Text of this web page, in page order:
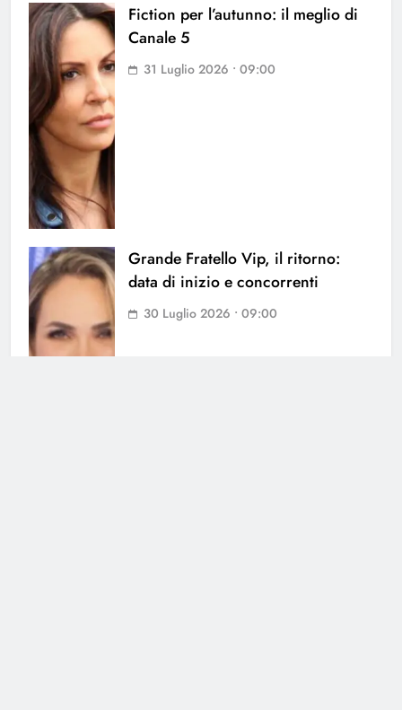
Fiction per l’autunno: il meglio di
Canale 5
31 Luglio 2026 • 09:00
Grande Fratello Vip, il ritorno:
data di inizio e concorrenti
30 Luglio 2026 • 09:00